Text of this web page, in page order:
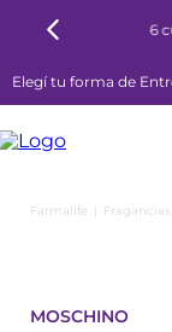
6
Elegí tu forma de
Fragancias
MOSCHINO